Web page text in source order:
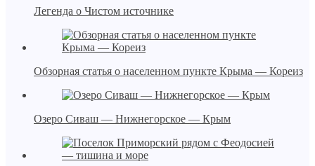
Легенда о Чистом источнике
Обзорная статья о населенном пункте Крыма — Кореиз
Озеро Сиваш — Нижнегорское — Крым